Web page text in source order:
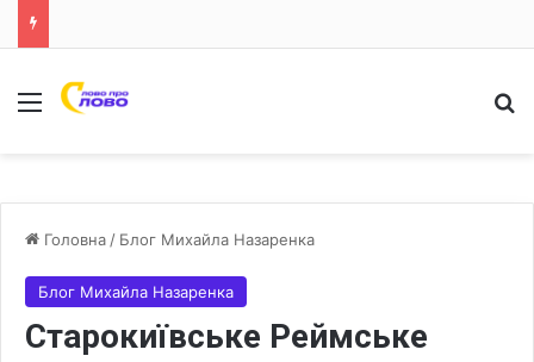
Меню
Головна / Блог Михайла Назаренка
Блог Михайла Назаренка
Старокиївське Реймське